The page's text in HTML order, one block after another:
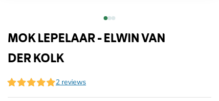
MOK LEPELAAR - ELWIN VAN
DER KOLK
2 reviews